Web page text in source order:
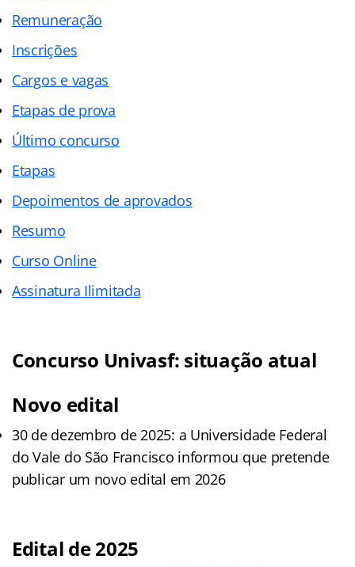
Remuneração
Inscrições
Cargos e vagas
Etapas de prova
Último concurso
Etapas
Depoimentos de aprovados
Resumo
Curso Online
Assinatura Ilimitada
Concurso Univasf: situação atual
Novo edital
30 de dezembro de 2025: a Universidade Federal
do Vale do São Francisco informou que pretende
publicar um novo edital em 2026
Edital de 2025